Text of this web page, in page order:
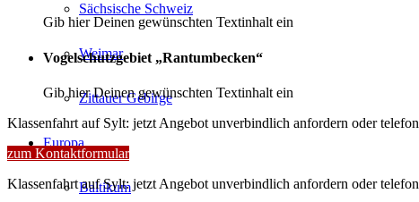
Sächsische Schweiz
Weimar
Zittauer Gebirge
Europa
Baltikum
Gib hier Deinen gewünschten Textinhalt ein
Vogelschutzgebiet „Rantumbecken“
Gib hier Deinen gewünschten Textinhalt ein
Klassenfahrt auf Sylt: jetzt Angebot unverbindlich anfordern oder
zum Kontaktformular
Klassenfahrt auf Sylt: jetzt Angebot unverbindlich anfordern oder